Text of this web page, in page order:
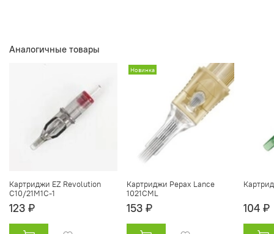
Аналогичные товары
Картриджи EZ Revolution
C10/21M1C-1
123 ₽
Новинка
Картриджи Pepax Lance
1021CML
153 ₽ 104 ₽